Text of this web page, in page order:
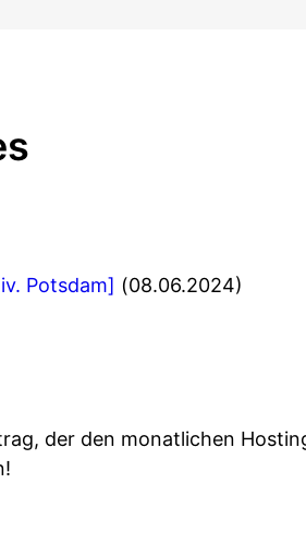
Potsdam] (08.06.2024)
der den monatlichen